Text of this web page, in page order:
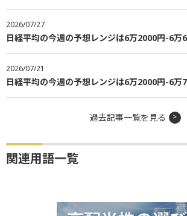
2026/07/27
日経平均の今週の予想レンジは6万2000円-6万
2026/07/21
日経平均の今週の予想レンジは6万2000円-6万
過去記事一覧を見る
関連用語一覧